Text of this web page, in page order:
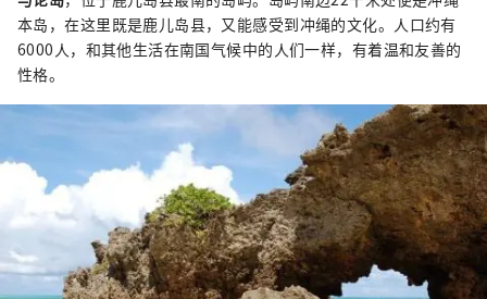
本岛，在这里既是鹿儿岛县，又能感受到冲绳的文化。人口约有
6000人，和其他生活在南国气候中的人们一样，有着温和友善的
性格。